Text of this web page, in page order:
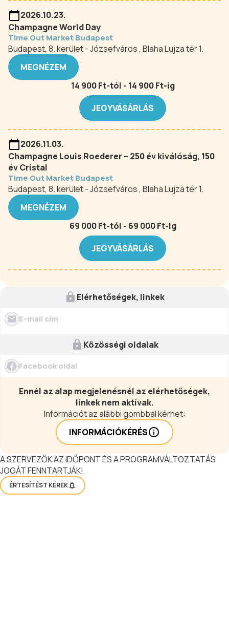
2026.10.23.
Champagne World Day
Time Out Market Budapest
Budapest, 8. kerület - Józsefváros , Blaha Lujza tér 1.
MEGNÉZEM
14 900 Ft-tól - 14 900 Ft-ig
JEGYVÁSÁRLÁS
2026.11.03.
Champagne Louis Roederer – 250 év kiválóság, 150
év Cristal
Time Out Market Budapest
Budapest, 8. kerület - Józsefváros , Blaha Lujza tér 1.
MEGNÉZEM
69 000 Ft-tól - 69 000 Ft-ig
JEGYVÁSÁRLÁS
Elérhetőségek, linkek
E-mail cím
Közösségi oldalak
Facebook oldal
Ennél az alap megjelenésnél az elérhetőségek,
linkek nem aktívak.
Információt az alábbi gombbal kérhet:
INFORMÁCIÓKÉRÉS
A SZERVEZŐK AZ IDŐPONT ÉS A PROGRAMVÁLTOZTATÁS
JOGÁT FENNTARTJÁK!
ÉRTESÍTÉST KÉREK